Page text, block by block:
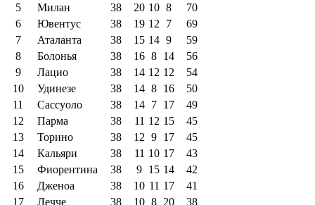
5
Милан 38 20 10 8
70
6
Ювентус 38 19 12 7
69
7
Аталанта 38 15 14 9
59
8
Болонья 38 16 8 14
56
9
Лацио 38 14 12 12
54
10
Удинезе 38 14 8 16
50
11
Сассуоло 38 14 7 17
49
12
Парма 38 11 12 15
45
13
Торино 38 12 9 17
45
14
Кальяри 38 11 10 17
43
15
Фиорентина 38 9 15 14
42
16
Дженоа 38 10 11 17
41
17
Лечче 38 10 8 20
38